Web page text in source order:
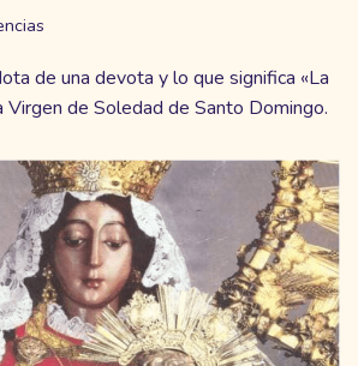
de una devota y lo que significa «La
Virgen de Soledad de Santo Domingo.